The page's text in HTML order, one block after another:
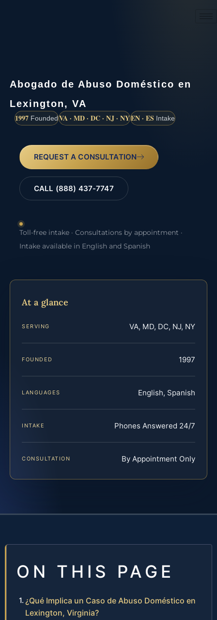
Abogado de Abuso Doméstico en
Lexington, VA
1997 FoundedVA · MD · DC · NJ · NYEN · ES Intake
REQUEST A CONSULTATION
CALL (888) 437-7747
Toll-free intake · Consultations by appointment ·
Intake available in English and Spanish
At a glance
SERVING VA, MD, DC, NJ, NY
FOUNDED 1997
LANGUAGES English, Spanish
INTAKE Phones Answered 24/7
CONSULTATION By Appointment Only
ON THIS PAGE
¿Qué Implica un Caso de Abuso Doméstico en
Lexington, Virginia?